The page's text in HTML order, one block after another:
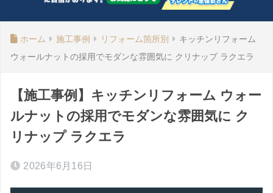
ホーム 施工事例 リフォーム箇所別
キッチンリフォーム
ウォールナットの採用でモダンな雰囲気に クリナップ ラクエラ
【施工事例】キッチンリフォーム ウォー
ルナットの採用でモダンな雰囲気に ク
リナップ ラクエラ
2026年6月16日